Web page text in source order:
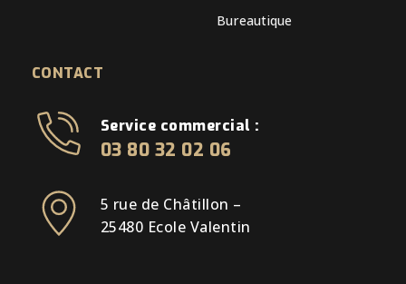
Bureautique
CONTACT
Service commercial :
03 80 32 02 06
5 rue de Châtillon –
25480 Ecole Valentin